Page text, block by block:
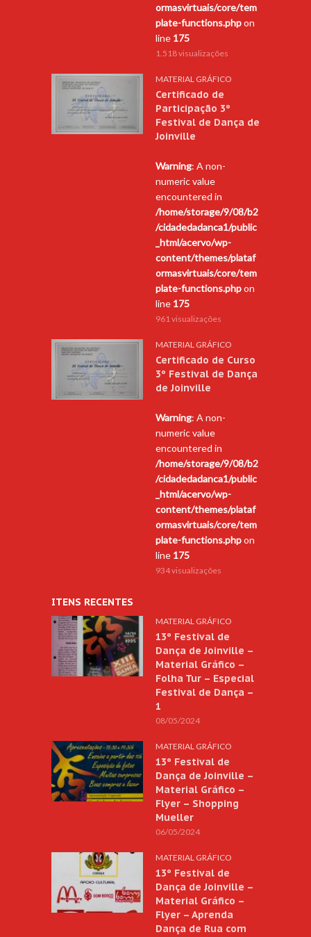
ormasvirtuais/core/tem
plate-functions.phpon
line 175
1.518 visualizações
MATERIAL GRÁFICO
Certificado de
Participação 3º
Festival de Dança de
Joinville
Warning: A non-
numeric value
encountered in
/home/storage/9/08/b2
/cidadedadanca1/public
_html/acervo/wp-
content/themes/plataf
ormasvirtuais/core/tem
plate-functions.phpon
line 175
961 visualizações
MATERIAL GRÁFICO
Certificado de Curso
3º Festival de Dança
de Joinville
Warning: A non-
numeric value
encountered in
/home/storage/9/08/b2
/cidadedadanca1/public
_html/acervo/wp-
content/themes/plataf
ormasvirtuais/core/tem
plate-functions.phpon
line 175
934 visualizações
ITENS RECENTES
MATERIAL GRÁFICO
13º Festival de
Dança de Joinville –
Material Gráfico –
Folha Tur – Especial
Festival de Dança –
1
08/05/2024
MATERIAL GRÁFICO
13º Festival de
Dança de Joinville –
Material Gráfico –
Flyer – Shopping
Mueller
06/05/2024
MATERIAL GRÁFICO
13º Festival de
Dança de Joinville –
Material Gráfico –
Flyer – Aprenda
Dança de Rua com